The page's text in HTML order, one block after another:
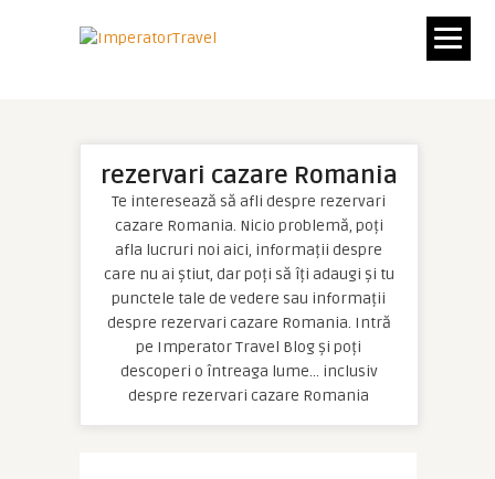
rezervari cazare Romania
Te interesează să afli despre rezervari
cazare Romania. Nicio problemă, poți
afla lucruri noi aici, informații despre
care nu ai știut, dar poți să îți adaugi și tu
punctele tale de vedere sau informații
despre rezervari cazare Romania. Intră
pe Imperator Travel Blog și poți
descoperi o întreaga lume… inclusiv
despre rezervari cazare Romania